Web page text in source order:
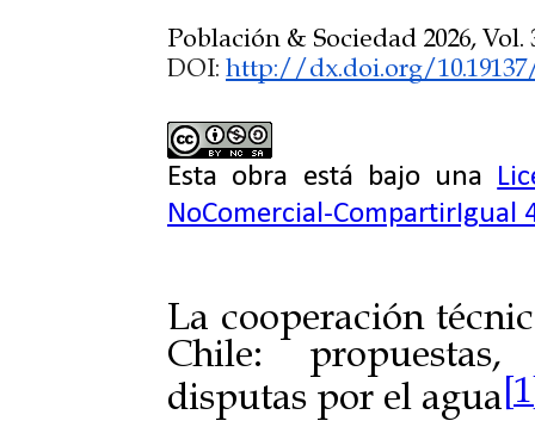
Población & Sociedad 2026, Vol.
DOI: http://dx.doi.org/10.19137/
Esta obra está bajo una
NoComercial-CompartirIgual
La cooperación
Chile:
disputas por el agua